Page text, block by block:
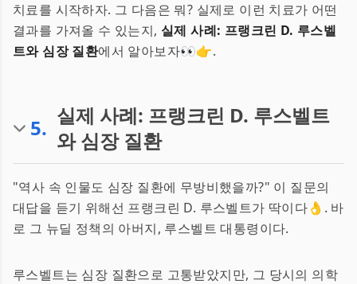
치료를 시작하자. 그 다음은 뭐? 실제로 이런 치료가 어떤
결과를 가져올 수 있는지, 실제 사례: 프랭크린 D. 루스벨
트와 심장 질환에서 알아보자👀👉.
5. 실제 사례: 프랭크린 D. 루스벨트
와 심장 질환
"역사 속 인물도 심장 질환에 무방비했을까?" 이 질문의
대답을 듣기 위해선 프랭크린 D. 루스벨트가 딱이다👌. 바
로 그 뉴딜 정책의 아버지, 루스벨트 대통령이다.
루스벨트는 심장 질환으로 고통받았지만, 그 당시의 의학